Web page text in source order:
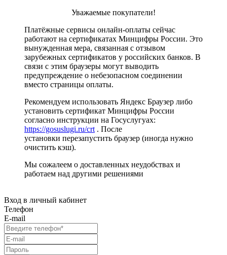
Уважаемые покупатели!
Платёжные сервисы онлайн-оплаты сейчас
работают на сертификатах Минцифры России. Это
вынужденная мера, связанная с отзывом
зарубежных сертификатов у российских банков. В
связи с этим браузеры могут выводить
предупреждение о небезопасном соединении
вместо страницы оплаты.
Рекомендуем использовать Яндекс Браузер либо
установить сертификат Минцифры России
согласно инструкции на Госуслугуах:
https://gosuslugi.ru/crt . После
установки перезапустить браузер (иногда нужно
очистить кэш).
Мы сожалеем о доставленных неудобствах и
работаем над другими решениями
Вход в личный кабинет
Телефон
E-mail